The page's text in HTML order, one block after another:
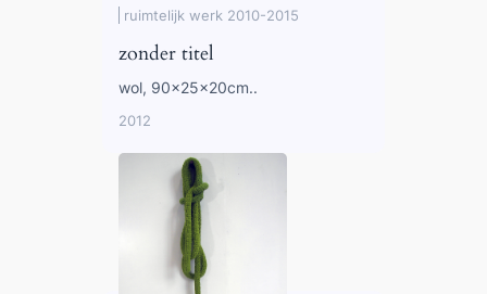
ruimtelijk werk 2010-2015
zonder titel
wol, 90x25x20cm..
2012